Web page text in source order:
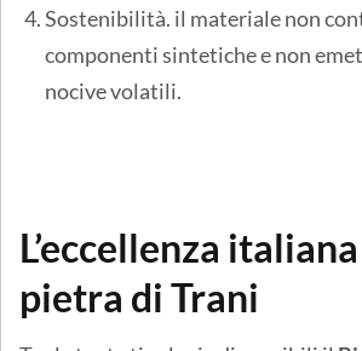
Sostenibilità. il materiale non
componenti sintetiche e non
nocive volatili.
L’eccellenza
pietra di Trani